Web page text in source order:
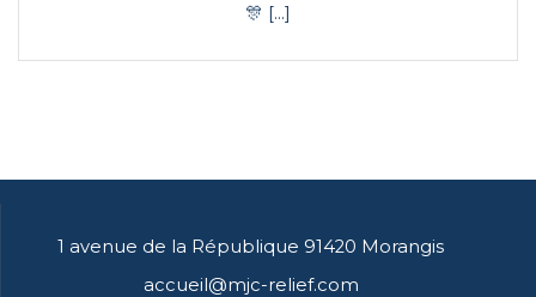
🎊 […]
1 avenue de la République 91420 Morangis
accueil@mjc-relief.com